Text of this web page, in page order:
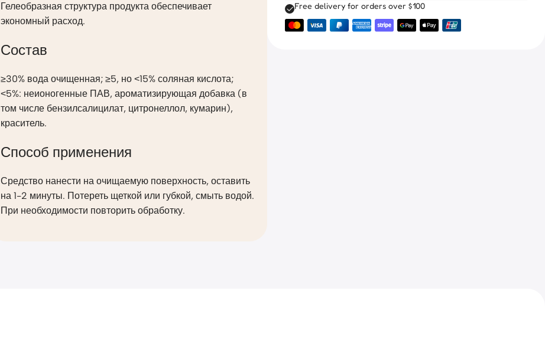
Гелеобразная структура продукта обеспечивает
экономный расход.
Состав
≥30% вода очищенная; ≥5, но ˂15% соляная кислота;
˂5%: неионогенные ПАВ, ароматизирующая добавка (в
том числе бензилсалицилат, цитронеллол, кумарин),
краситель.
Способ применения
Средство нанести на очищаемую поверхность, оставить
на 1-2 минуты. Потереть щеткой или губкой, смыть водой.
При необходимости повторить обработку.
Free delivery for orders over $100